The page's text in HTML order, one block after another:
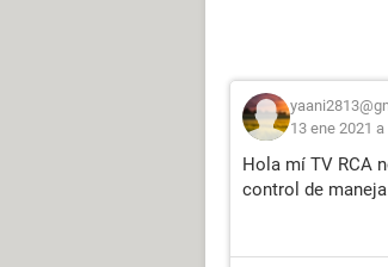
13 ene 2021
Hola mí TV RCA
control de